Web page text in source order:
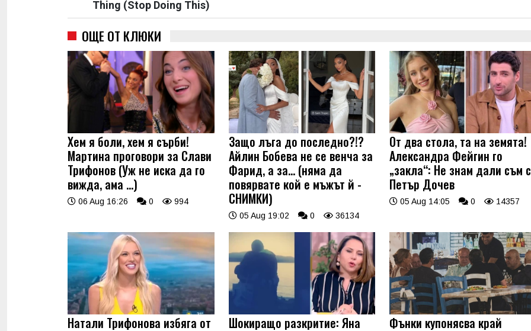
Thing (Stop Doing This)
ОЩЕ ОТ КЛЮКИ
Хем я боли, хем я сърби!
Мартина проговори за Слави
Трифонов (Уж не иска да го
вижда, ама …)
06 Aug 16:26 0 994
Защо лъга до последно?!?
Айлин Бобева не се венча за
Фарид, а за... (няма да
повярвате кой е мъжът й -
СНИМКИ)
05 Aug 19:02 0 36134
От два стола, та на земята!
Александра Фейгин го
„закла“: Не знам дали съм с
Петър Дочев
05 Aug 14:05 0 14357
Натали Трифонова избяга от
Шокиращо разкритие: Яна
Фънки купонясва край